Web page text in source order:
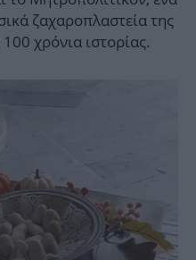
ζαχαροπλαστεία της
χρόνια ιστορίας.